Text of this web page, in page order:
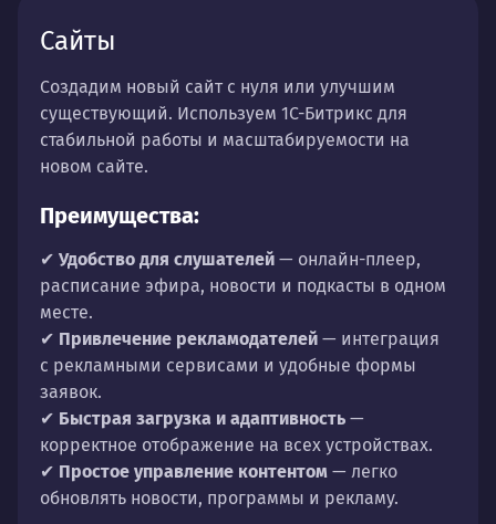
Сайты
Создадим новый сайт с нуля или улучшим
существующий. Используем 1С-Битрикс для
стабильной работы и масштабируемости на
новом сайте.
Преимущества:
✔ Удобство для слушателей — онлайн-плеер,
расписание эфира, новости и подкасты в одном
месте.
✔ Привлечение рекламодателей — интеграция
с рекламными сервисами и удобные формы
заявок.
✔ Быстрая загрузка и адаптивность —
корректное отображение на всех устройствах.
✔ Простое управление контентом — легко
обновлять новости, программы и рекламу.